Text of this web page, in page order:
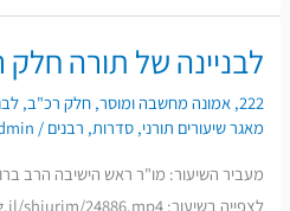
לבניינה של תורה
222
,אמונה מחשבה ומוסר,חלק רכ"ב,
מאגר שיעורים תורני,סדרות, רבנים /
מעביר השיעור: מו"ר ראש הישיבה הרב
לצפייה בשיעור: http://files.hakotel.org.il/shiurim/24886.mp4
לבניינה
תורה
רכ"ב